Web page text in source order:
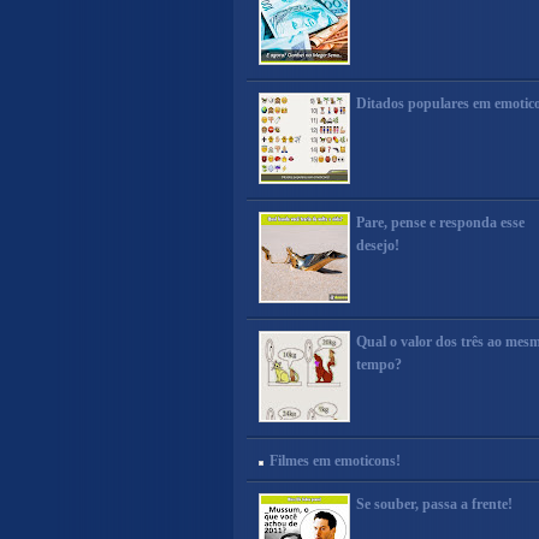
Ditados populares em
Pare, pense e responda esse
desejo!
Qual o valor dos três ao
tempo?
Filmes em emoticons!
Se souber, passa a frente!